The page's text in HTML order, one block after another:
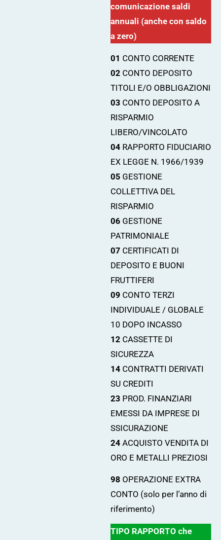
comunicazione saldi
annuali (anche con saldo
a zero)
01 CONTO CORRENTE
02 CONTO DEPOSITO
TITOLI E/O OBBLIGAZIONI
03 CONTO DEPOSITO A
RISPARMIO
LIBERO/VINCOLATO
04 RAPPORTO FIDUCIARIO
EX LEGGE N. 1966/1939
05 GESTIONE
COLLETTIVA DEL
RISPARMIO
06 GESTIONE
PATRIMONIALE
07 CERTIFICATI DI
DEPOSITO E BUONI
FRUTTIFERI
09 CONTO TERZI
INDIVIDUALE / GLOBALE
10 DOPO INCASSO
12 CASSETTE DI
SICUREZZA
14 CONTRATTI DERIVATI
SU CREDITI
23 PROD. FINANZIARI
EMESSI DA IMPRESE DI
SSICURAZIONE
24 ACQUISTO VENDITA DI
ORO E METALLI PREZIOSI
98 OPERAZIONE EXTRA
CONTO (solo per l’anno di
riferimento)
TIPO RAPPORTO che